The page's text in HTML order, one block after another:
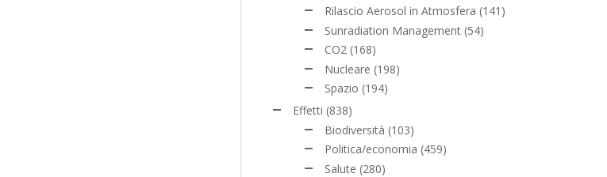
Rilascio Aerosol in Atmosfera (141)
Sunradiation Management (54)
CO2 (168)
Nucleare (198)
Spazio (194)
Effetti (838)
Biodiversità (103)
Politica/economia (459)
Salute (280)